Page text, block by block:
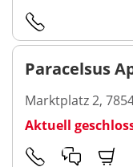
Paracelsus
Marktplatz 2,
Aktuell